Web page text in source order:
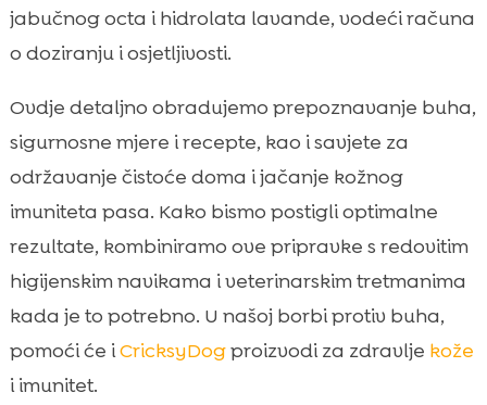
 Dijeta i imunitet: kako prehrana utječe na
otpornost kože
snažan imunitet
 Plan od 7 dana: kako sustavno suzbiti buhe
kod kuće
Sezonska prevencija: proljeće, ljeto i jesen u
Hrvatskoj
Kada prirodni pristup nije dovoljan:
kombiniranje s veterinarskim tretmanima
Najčešće pogreške pri izradi i primjeni
domaćih pripravaka
 Zaključak
jabučnog octa i hidrolata lavande, vodeći računa
o doziranju i osjetljivosti.
Ovdje detaljno obradujemo prepoznavanje buha,
sigurnosne mjere i recepte, kao i savjete za
održavanje čistoće doma i jačanje kožnog
imuniteta pasa. Kako bismo postigli optimalne
rezultate, kombiniramo ove pripravke s redovitim
higijenskim navikama i veterinarskim tretmanima
kada je to potrebno. U našoj borbi protiv buha,
pomoći će iCricksyDogproizvodi za zdravlje kože
i imunitet.